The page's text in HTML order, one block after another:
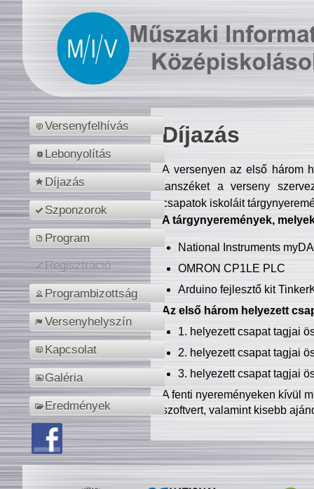
Versenyfelhívás
Lebonyolítás
Díjazás
Szponzorok
Program
Regisztráció
Programbizottság
Versenyhelyszín
Kapcsolat
Galéria
Eredmények
Díjazás
A versenyen az első három
tanszéket a verseny
csapatok iskoláit
A tárgynyeremények,
National Instruments
OMRON CP1LE PLC
Arduino fejlesztő kit
Az első három helyezett
1. helyezett csapat tagjai
2. helyezett csapat tagjai
3. helyezett csapat tagjai
A fenti nyereményeken kívül
szoftvert, valamint kisebb